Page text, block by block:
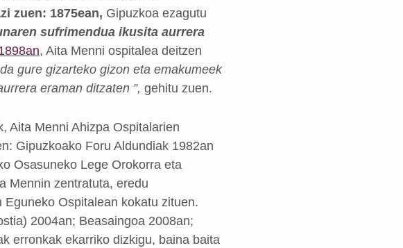
zuen: 1875ean, Gipuzkoa ezagutu
sufrimendua ikusita aurrera
, Aita Menni ospitalea deitzen
gure gizarteko gizon eta emakumeek
eraman ditzaten ”, gehitu zuen.
Aita Menni Ahizpa Ospitalarien
Gipuzkoako Foru Aldundiak 1982an
Osasuneko Lege Orokorra eta
Mennin zentratuta, eredu
Ospitalean kokatu zituen.
2004an; Beasaingoa 2008an;
erronkak ekarriko dizkigu, baina baita